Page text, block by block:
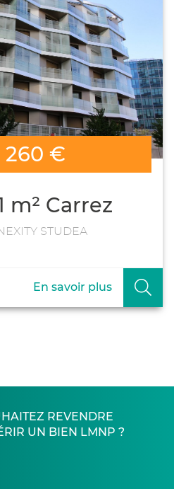
260 €
m² Carrez
STUDEA
En savoir plus
REVENDRE
UN BIEN LMNP ?